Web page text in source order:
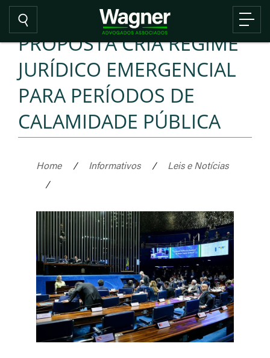
PROPOSTA CRIA REGIME
JURÍDICO EMERGENCIAL
PARA PERÍODOS DE
CALAMIDADE PÚBLICA
Home / Informativos /
Leis e Notícias
/